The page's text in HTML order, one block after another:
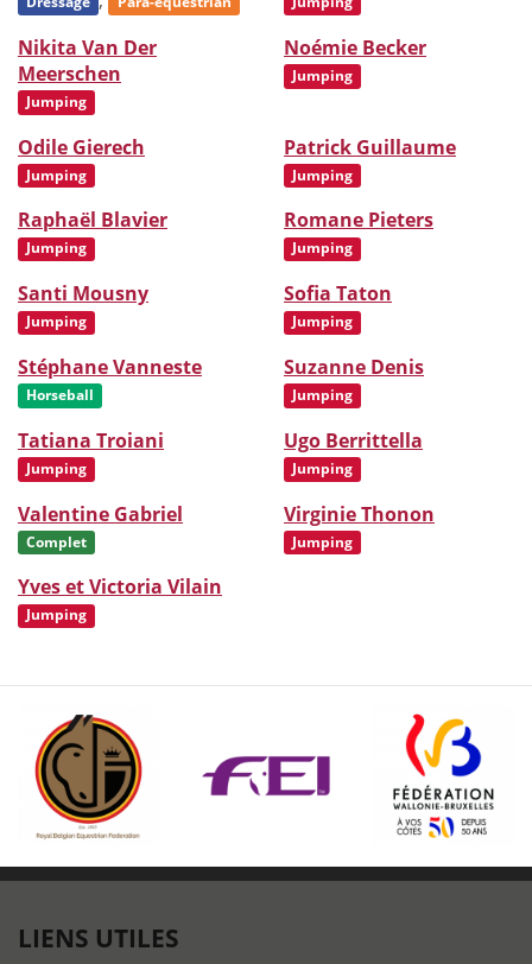
Nikita Van Der
Meerschen
Jumping
Noémie Becker
Jumping
Odile Gierech
Jumping
Patrick Guillaume
Jumping
Raphaël Blavier
Jumping
Romane Pieters
Jumping
Santi Mousny
Jumping
Sofia Taton
Jumping
Stéphane Vanneste
Horseball
Suzanne Denis
Jumping
Tatiana Troiani
Jumping
Ugo Berrittella
Jumping
Valentine Gabriel
Complet
Virginie Thonon
Jumping
Yves et Victoria Vilain
Jumping
LIENS UTILES